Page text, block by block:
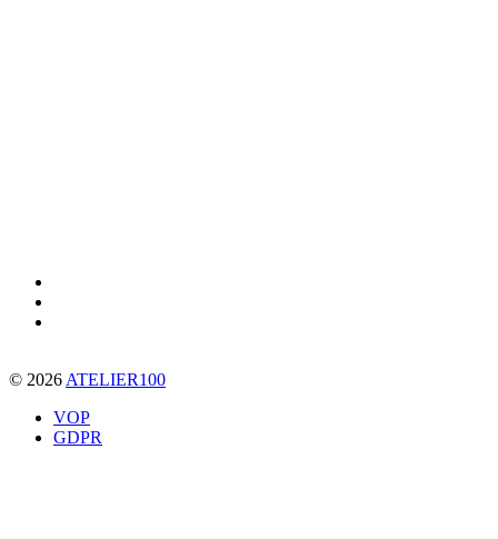
© 2026 ATELIER100
VOP
GDPR